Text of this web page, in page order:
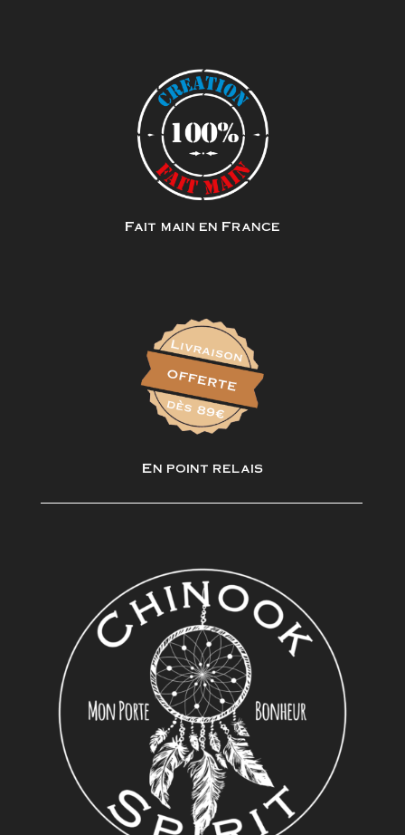
Fait main en France
En point relais